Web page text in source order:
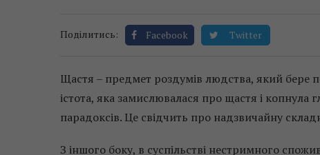
Поділитись: Facebook Twitter
Щастя – предмет роздумів людства, який бере
істота, яка замислювалася про щастя і копнула
парадоксів. Це свідчить про надзвичайну
З іншого боку, в суспільстві нестримного